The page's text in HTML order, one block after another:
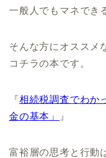
一般人でもマネでき
そんな方にオススメ
コチラの本です。
『相続税調査でわか
金の基本」
』
富裕層の思考と行動